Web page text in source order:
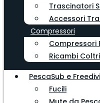
Trascinatori
Accessori
Compressori
Compressori
Ricambi Coltri
PescaSub e
Fucili